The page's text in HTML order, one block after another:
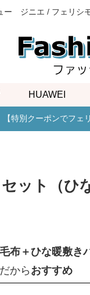
ー ジニエ / フェリシ
HUAWEI
【特別クーポンでフ
ット（ひ
布＋ひな暖敷き
だから おすすめ